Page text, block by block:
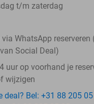
t/m zaterdag
WhatsApp reserveren
Social Deal)
uur op voorhand je
wijzigen
deal? Bel: +31 88 205